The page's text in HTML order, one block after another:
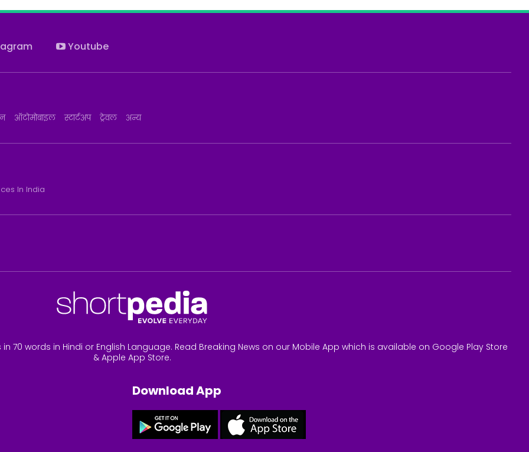
Youtube
ऑटोमोबाइल स्टार्टअप ट्रेवल अन्य
In India
words in Hindi or English Language. Read Breaking News on our Mobile App which is available on Google Play Store
& Apple App Store.
Download App